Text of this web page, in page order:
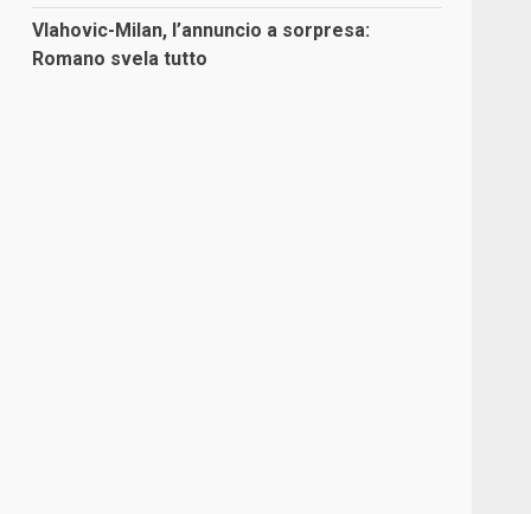
Vlahovic-Milan, l’annuncio a sorpresa:
Romano svela tutto